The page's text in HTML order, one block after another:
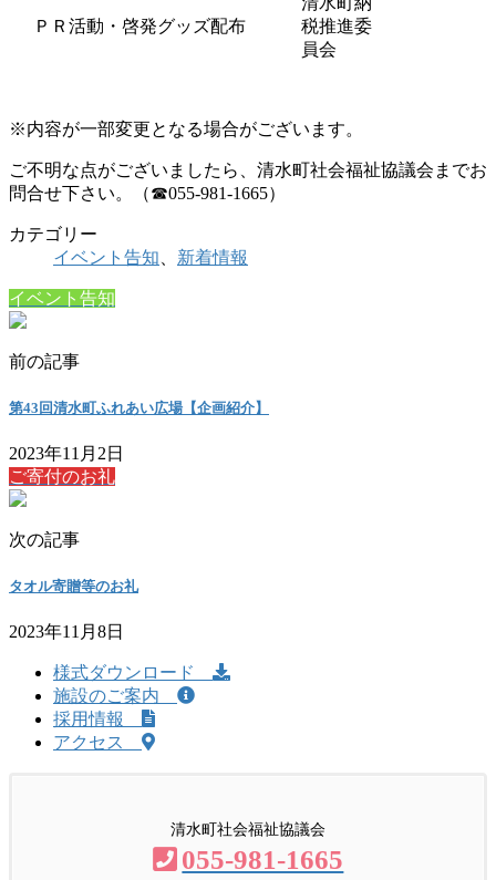
ＰＲ活動・啓発グッズ配布
税推進委
員会
※内容が一部変更となる場合がございます。
ご不明な点がございましたら、清水町社会福祉協議会までお
問合せ下さい。（☎055-981-1665）
カテゴリー
イベント告知
新着情報
イベント告知
前の記事
第43回清水町ふれあい広場【企画紹介】
2023年11月2日
ご寄付のお礼
次の記事
タオル寄贈等のお礼
2023年11月8日
様式ダウンロード
施設のご案内
採用情報
アクセス
清水町社会福祉協議会
055-981-1665